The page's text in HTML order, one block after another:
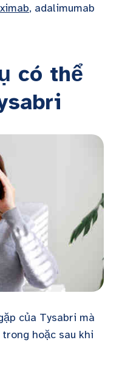
, adalimumab
có thể
của Tysabri mà
hoặc sau khi